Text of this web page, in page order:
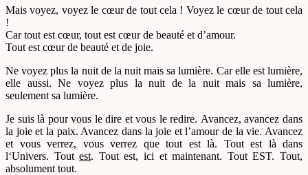
Mais voyez, voyez le cœur de tout cela ! Voyez le cœur de tout cela
!
Car tout est cœur, tout est cœur de beauté et d’amour.
Tout est cœur de beauté et de joie.
Ne voyez plus la nuit de la nuit mais sa lumière. Car elle est lumière,
elle aussi. Ne voyez plus la nuit de la nuit mais sa lumière,
seulement sa lumière.
Je suis là pour vous le dire et vous le redire. Avancez, avancez dans
la joie et la paix. Avancez dans la joie et l’amour de la vie. Avancez
et vous verrez, vous verrez que tout est là. Tout est là dans
l‘Univers. Toutest. Tout est, ici et maintenant. Tout EST. Tout,
absolument tout.